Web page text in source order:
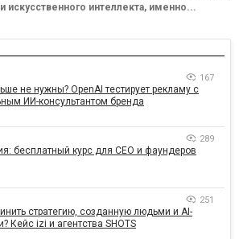
интеллекта, именно...
167
не нужны? OpenAI тестирует рекламу с
ИИ-консультантом бренда
289
бесплатный курс для CEO и фаундеров
251
стратегию, созданную людьми и AI-
Кейс izi и агентства SHOTS